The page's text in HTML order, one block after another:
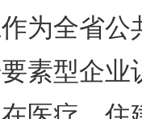
为全省公
素型企业